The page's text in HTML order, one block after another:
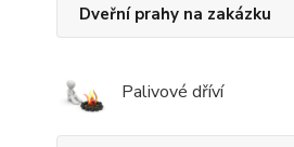
Dveřní prahy na zakázku
Palivové dříví